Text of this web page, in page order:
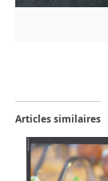
Articles similaires